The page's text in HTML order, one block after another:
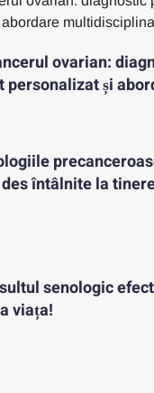
ovarian:
personalizat și
întâlnite la
senologic
viața!